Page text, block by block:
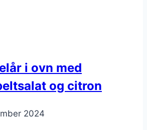
i ovn med
og citron
2024